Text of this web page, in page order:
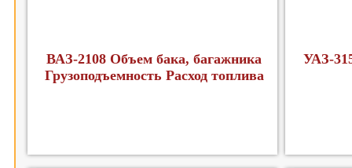
ВАЗ-2108 Объем бака, багажника
Грузоподъемность Расход топлива
УАЗ-